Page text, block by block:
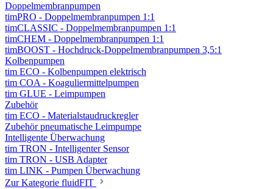
Doppelmembranpumpen
timPRO - Doppelmembranpumpen 1:1
timCLASSIC - Doppelmembranpumpen 1:1
timCHEM - Doppelmembranpumpen 1:1
timBOOST - Hochdruck-Doppelmembranpumpen 3,5:1
Kolbenpumpen
tim ECO - Kolbenpumpen elektrisch
tim COA - Koaguliermittelpumpen
tim GLUE - Leimpumpen
Zubehör
tim ECO - Materialstaudruckregler
Zubehör pneumatische Leimpumpe
Intelligente Überwachung
tim TRON - Intelligenter Sensor
tim TRON - USB Adapter
tim LINK - Pumpen Überwachung
Zur Kategorie fluidFIT